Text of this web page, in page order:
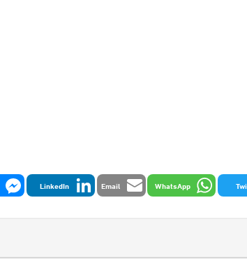
WhatsApp
Email
LinkedIn